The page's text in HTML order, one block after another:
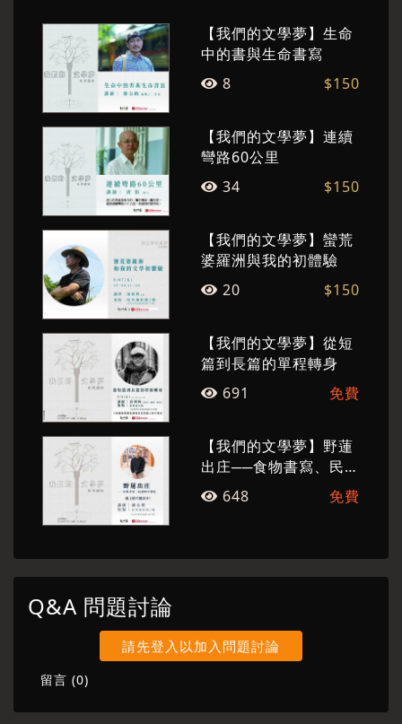
紀州庵文學森林 文學森林
紀州庵文學森林於2011 年由文學團隊──台灣文
學發展基金會經營經營，辦理多場文學講座以及
藝文活動，帶領讀者閱讀文學以及閱讀經典，像
是至今已辦理九年的【我們的文學夢】以及邀請
多位重要級文學大家【向經典文學致敬】講座是
紀州庵最廣受好評的重要課程，2020年起不只辦
理實體講座，更將透過影像紀錄講者的風采，讓
文學的重量隨著講者的影像與聲音，轉換成令讀
者繚繞於心的旋律與印記。
【我們的文學夢】生命
中的書與生命書寫
8
$150
【我們的文學夢】連續
彎路60公里
34
$150
【我們的文學夢】蠻荒
婆羅洲與我的初體驗
20
$150
【我們的文學夢】從短
篇到長篇的單程轉身
691
免費
【我們的文學夢】野蓮
出庄──食物書寫、民謠
與全球化
648 免費
Q&A 問題討論
請先登入以加入問題討論
留言 (0)